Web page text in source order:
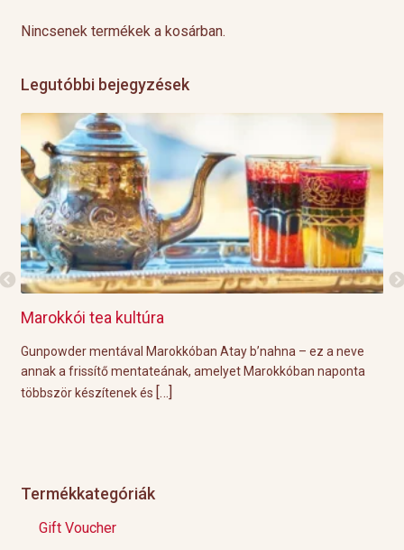
Nincsenek termékek a kosárban.
Legutóbbi bejegyzések
Marokkói tea kultúra
Gunpowder mentával Marokkóban Atay b’nahna – ez a neve
annak a frissítő mentateának, amelyet Marokkóban naponta
többször készítenek és […]
Termékkategóriák
Gift Voucher